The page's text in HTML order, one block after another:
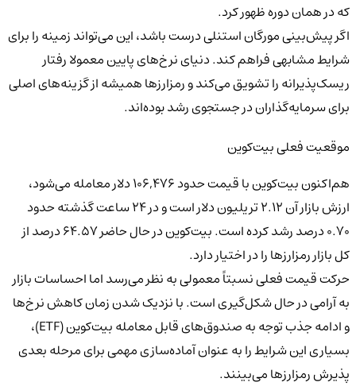
که در همان دوره ظهور کرد.
اگر پیش‌بینی مورگان استنلی درست باشد، این می‌تواند زمینه را برای
شرایط مشابهی فراهم کند. دنیای نرخ‌های پایین معمولا رفتار
ریسک‌پذیرانه را تشویق می‌کند و رمزارزها همیشه از گزینه‌های اصلی
برای سرمایه‌گذاران در جستجوی رشد بوده‌اند.
موقعیت فعلی بیت‌کوین
هم‌اکنون بیت‌کوین با قیمت حدود ۱۰۶,۴۷۶ دلار معامله می‌شود،
ارزش بازار آن ۲.۱۲ تریلیون دلار است و در ۲۴ ساعت گذشته حدود
۰.۷۰ درصد رشد کرده است. بیت‌کوین در حال حاضر ۶۴.۵۷ درصد از
کل بازار رمزارزها را در اختیار دارد.
حرکت قیمت فعلی نسبتاً معمولی به نظر می‌رسد اما احساسات بازار
به آرامی در حال شکل‌گیری است. با نزدیک شدن زمان کاهش نرخ‌ها
و ادامه جذب توجه به صندوق‌های قابل معامله بیت‌کوین (ETF)،
بسیاری این شرایط را به عنوان آماده‌سازی مهمی برای مرحله بعدی
پذیرش رمزارزها می‌بینند.